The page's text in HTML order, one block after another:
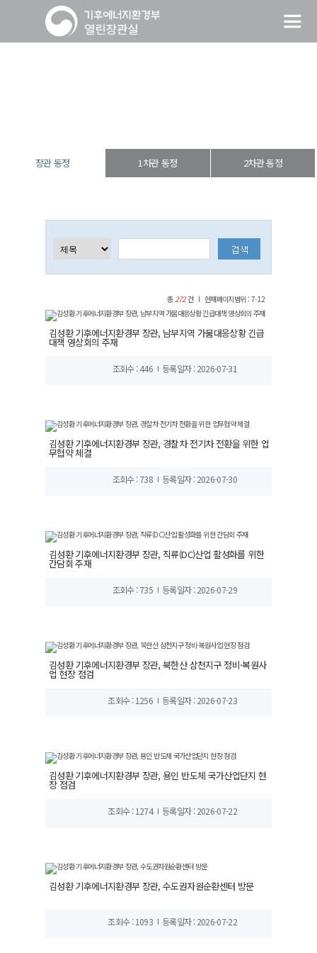
장관 동정 1차관 동정 2차관 동정
총272건 현재페이지범위 : 7-12
김성환 기후에너지환경부 장관, 남부지역 가뭄대응상황 긴급
대책 영상회의 주재
조회수 : 446 등록일자 : 2026-07-31
김성환 기후에너지환경부 장관, 경찰차 전기차 전환을 위한 업
무협약 체결
조회수 : 738 등록일자 : 2026-07-30
김성환 기후에너지환경부 장관, 직류(DC)산업 활성화를 위한
간담회 주재
조회수 : 735 등록일자 : 2026-07-29
김성환 기후에너지환경부 장관, 북한산 삼천지구 정비·복원사
업 현장 점검
조회수 : 1256 등록일자 : 2026-07-23
김성환 기후에너지환경부 장관, 용인 반도체 국가산업단지 현
장 점검
조회수 : 1274 등록일자 : 2026-07-22
김성환 기후에너지환경부 장관, 수도권자원순환센터 방문
조회수 : 1093 등록일자 : 2026-07-22